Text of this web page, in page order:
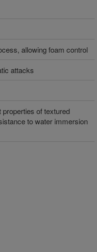
allowing foam control
attacks
of textured
to water immersion